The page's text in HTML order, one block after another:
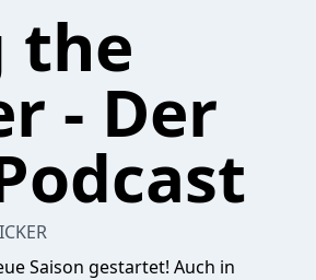
the
- Der
Saison gestartet! Auch in